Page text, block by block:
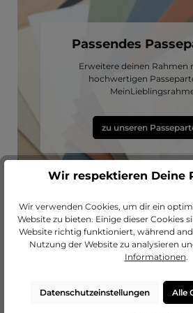
Passendes
Erweitere deinen Rahmen
hochwertigen
zu unseren
Produktgalerie überspringen
Wir respektieren Deine
Wir verwenden Cookies, um dir ein
Website zu bieten. Einige dieser Cookies
Website richtig funktioniert, während
Nutzung der Website zu analysieren
Informationen.
Datenschutzeinstellungen Alle